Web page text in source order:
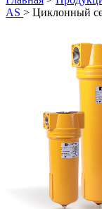
AS > Циклонный